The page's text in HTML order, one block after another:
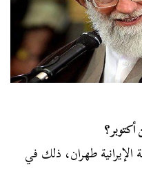
الإيرانية طهران، ذلك في